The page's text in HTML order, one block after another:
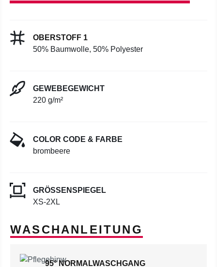
OBERSTOFF 1
50% Baumwolle, 50% Polyester
GEWEBEGEWICHT
220 g/m²
COLOR CODE & FARBE
brombeere
GRÖSSENSPIEGEL
XS-2XL
WASCHANLEITUNG
95° NORMALWASCHGANG